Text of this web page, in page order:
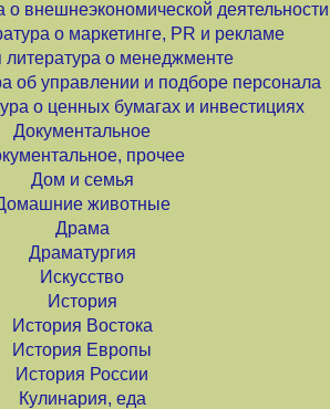
о внешнеэкономической деятельности
о маркетинге, PR и рекламе
литература о менеджменте
об управлении и подборе персонала
о ценных бумагах и инвестициях
Документальное
прочее
Дом и семья
животные
Драма
Драматургия
Искусство
История
История Востока
История Европы
История России
Кулинария, еда